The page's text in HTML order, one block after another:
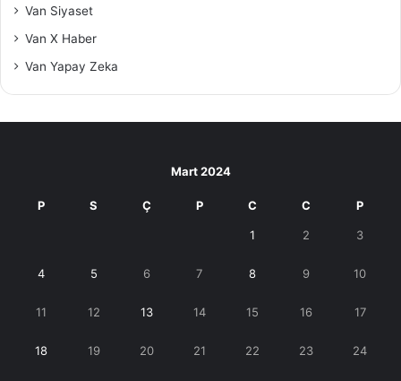
Van Siyaset
Van X Haber
Van Yapay Zeka
Mart 2024
P S Ç P C C P
1 2 3
4 5 6 7 8 9 10
11 12 13 14 15 16 17
18 19 20 21 22 23 24